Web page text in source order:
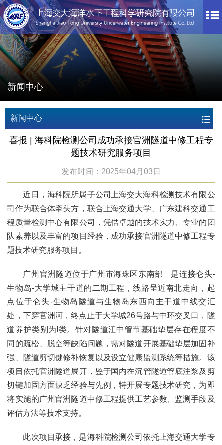
新闻中心
新闻中心
喜报 | 海科院检测公司成功承接官洲隧道中修工程专
题技术研究服务项目
发布时间：2025年04月03日
近日，海科院所属子公司上海交大海科检测技术有限公
司作为联合体牵头方，联合上海交通大学、广东建科交通工
程质量检测中心有限公司，凭借卓越的技术实力、专业的团
队素养以及丰富的项目经验，成功承接官洲隧道中修工程专
题技术研究服务项目。
广州官洲隧道位于广州市海珠区东南部，是连接仑头-
生物岛-大学城主干道的二期工程，线路呈近南北走向，起
点位于仑头-生物岛隧道与生物岛东西向主干道中线交汇
处，下穿官洲河，终点止于大学城26号路与中环交叉口，隧
道养护类别为I类。针对隧道江中管节基础垫层存在程度不
同的疏松、脱空等缺陷问题，需对隧道开展基础垫层加固补
强、隧道剪切键修补恢复以及设立健康监测系统等措施。该
项目依托官洲隧道展开，鉴于国内在沉管隧道管底注浆及剪
切键加固方面缺乏经验与先例，特开展专题技术研究，为即
将实施的广州官洲隧道中修工程提供工艺参数、监测手段及
评估方法等技术支持。
此次项目承接，是海科院检测公司依托上海交通大学专